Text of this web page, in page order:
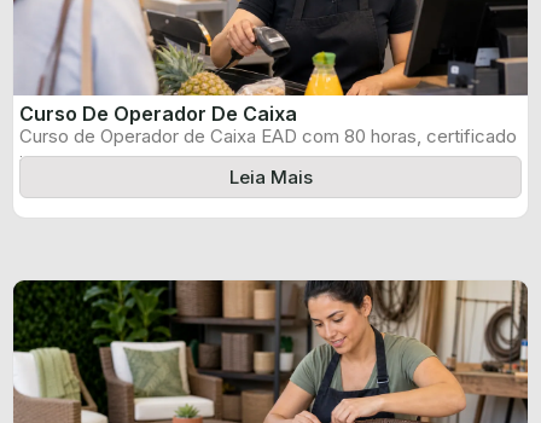
Curso De Operador De Caixa
Curso de Operador de Caixa EAD com 80 horas, certificado
informado pelo produtor ...
Leia Mais